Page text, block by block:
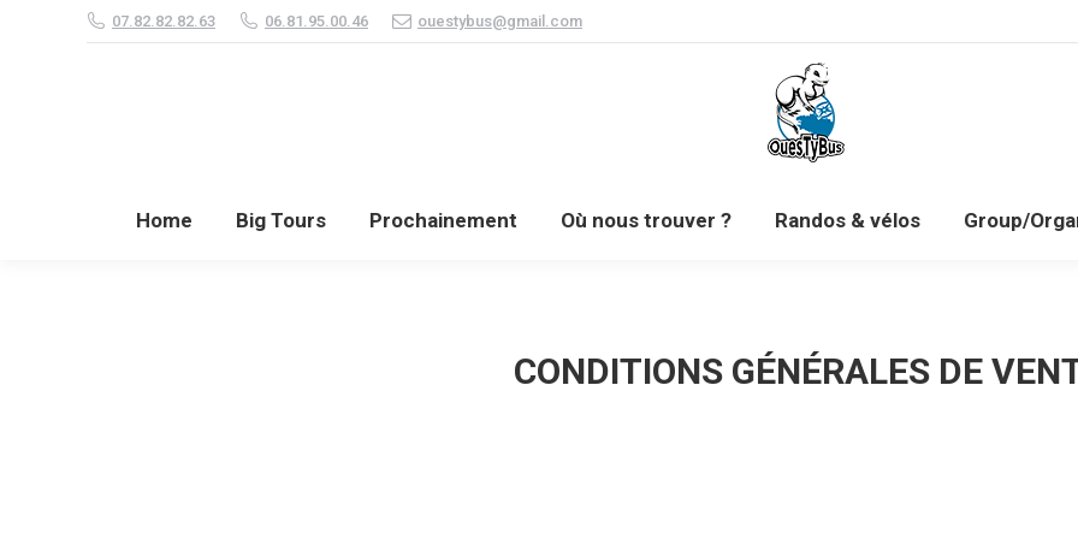
07.82.82.82.63 06.81.95.00.46 ouestybus@gmail.com
Home Big Tours Prochainement Où nous trouver ? Randos & vélos Group/
CONDITIONS GÉNÉRALES DE
Home Big Tours Prochainement Où nous trouver ? Randos & vélos